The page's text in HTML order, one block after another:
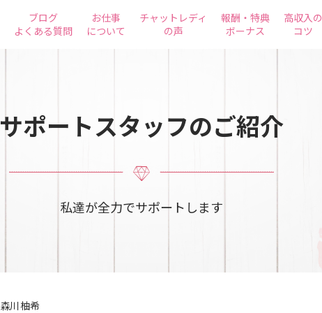
ブログ
よくある質問
お仕事
について
チャットレディ
の声
報酬・特典
ボーナス
高収入の
コツ
サポートスタッフのご紹介
私達が全力でサポートします
森川 柚希